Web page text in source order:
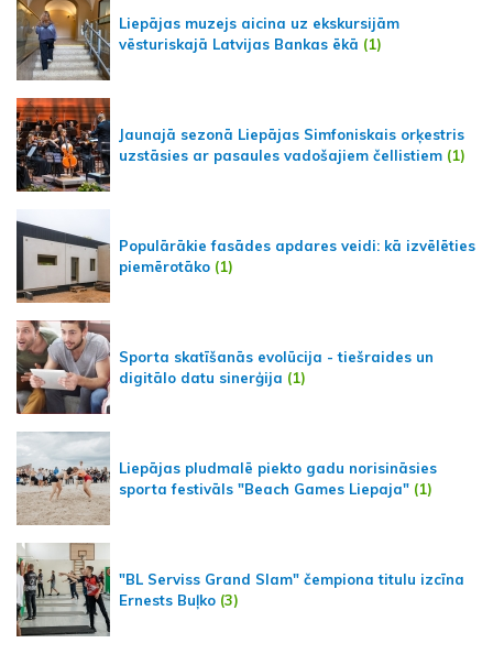
Liepājas muzejs aicina uz ekskursijām
vēsturiskajā Latvijas Bankas ēkā (1)
Jaunajā sezonā Liepājas Simfoniskais orķestris
uzstāsies ar pasaules vadošajiem čellistiem (1)
Populārākie fasādes apdares veidi: kā izvēlēties
piemērotāko (1)
Sporta skatīšanās evolūcija - tiešraides un
digitālo datu sinerģija (1)
Liepājas pludmalē piekto gadu norisināsies
sporta festivāls "Beach Games Liepaja" (1)
"BL Serviss Grand Slam" čempiona titulu izcīna
Ernests Buļko (3)